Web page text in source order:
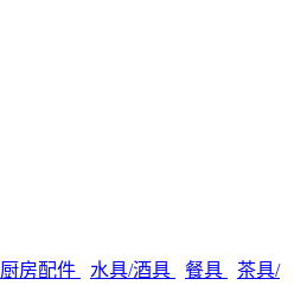
厨房配件 水具/酒具 餐具
茶具/